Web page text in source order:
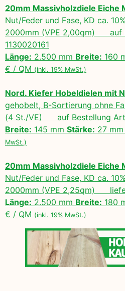
20mm Massivholzdiele Eiche
Nut/Feder und Fase, KD ca.
2000mm (VPE 2,00qm) auf
1130020161
Länge: 2.500 mm Breite: 160
€ / QM (inkl. 19% MwSt.)
Nord. Kiefer Hobeldielen mit
gehobelt, B-Sortierung ohne
(4 St./VE) auf Bestellung Art.
Breite: 145 mm Stärke: 27
MwSt.)
20mm Massivholzdiele Eiche
Nut/Feder und Fase, KD ca.
2000mm (VPE 2,25qm)
Länge: 2.500 mm Breite: 180
€ / QM (inkl. 19% MwSt.)